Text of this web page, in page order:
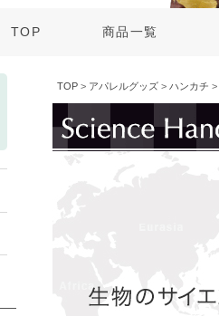
TOP 商品一覧
TOP > アパレルグッズ > ハンカチ >